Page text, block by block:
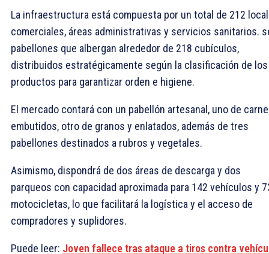
La infraestructura está compuesta por un total de 212
comerciales, áreas administrativas y servicios sanitarios.
pabellones que albergan alrededor de 218 cubículos,
distribuidos estratégicamente según la clasificación de los
productos para garantizar orden e higiene.
El mercado contará con un pabellón artesanal, uno de
embutidos, otro de granos y enlatados, además de tres
pabellones destinados a rubros y vegetales.
Asimismo, dispondrá de dos áreas de descarga y dos
parqueos con capacidad aproximada para 142 vehículos y
motocicletas, lo que facilitará la logística y el acceso de
compradores y suplidores.
Puede leer: Joven fallece tras ataque a tiros contra